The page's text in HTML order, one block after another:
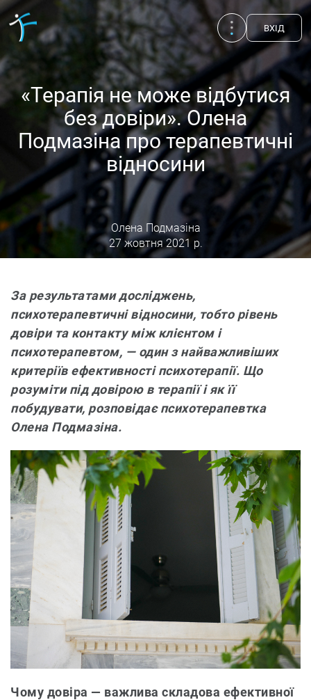
Публікації
Терапевти
ВХIД
«Терапія не може відбутися
без довіри». Олена
Подмазіна про терапевтичні
відносини
Олена Подмазіна
27 жовтня 2021 р.
За результатами досліджень,
психотерапевтичні відносини, тобто рівень
довіри та контакту між клієнтом і
психотерапевтом, — один з найважливіших
критеріїв ефективності психотерапії. Що
розуміти під довірою в терапії і як її
побудувати, розповідає психотерапевтка
Олена Подмазіна.
Чому довіра — важлива складова ефективної